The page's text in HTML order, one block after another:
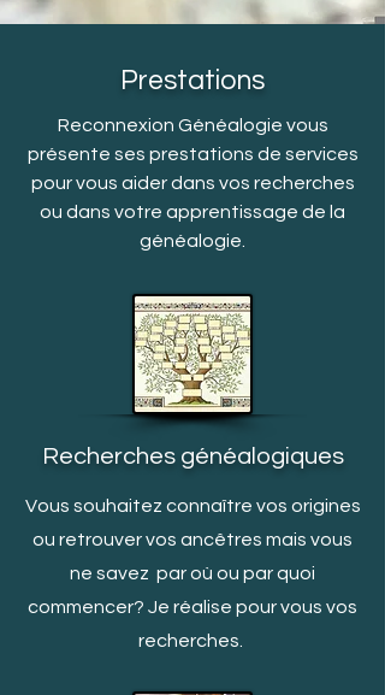
Prestations
Reconnexion Généalogie vous
présente ses prestations de services
pour vous aider dans vos recherches
ou dans votre apprentissage de la
généalogie.
Recherches généalogiques
Vous souhaitez connaître vos origines
ou retrouver vos ancêtres mais vous
ne savez par où ou par quoi
commencer? Je réalise pour vous vos
recherches.